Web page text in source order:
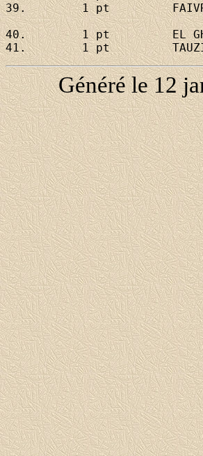
39. 	   1 pt
40. 	   1 pt EL
41. 	   1 pt
Généré le 12